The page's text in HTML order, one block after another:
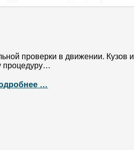
проверки в движении. Кузов и
процедуру…
…